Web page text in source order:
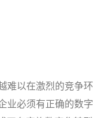
难以在激烈的竞争环
业必须有正确的数字